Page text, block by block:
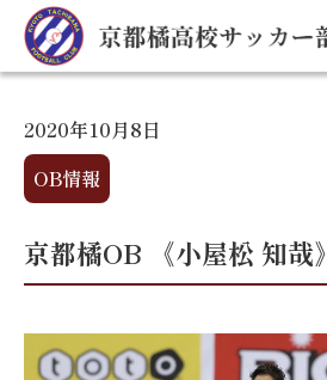
2020年10月8日
OB情報
京都橘OB 《小屋松 知哉》